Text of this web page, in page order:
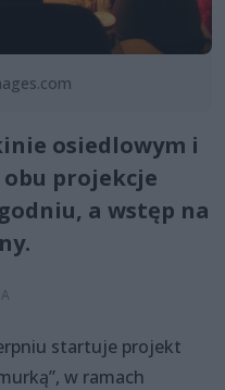
osiedlowym i
projekcje
a wstęp na
startuje projekt
w ramach